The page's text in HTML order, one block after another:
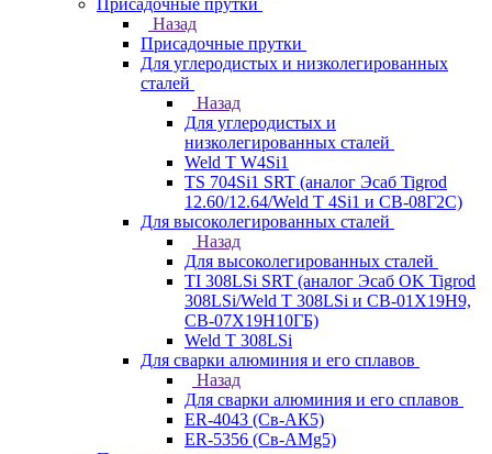
Присадочные прутки
Назад
Присадочные прутки
Для углеродистых и низколегированных
сталей
Назад
Для углеродистых и
низколегированных сталей
Weld T W4Si1
TS 704Si1 SRT (аналог Эсаб Tigrod
12.60/12.64/Weld T 4Si1 и СВ-08Г2С)
Для высоколегированных сталей
Назад
Для высоколегированных сталей
TI 308LSi SRT (аналог Эсаб OK Tigrod
308LSi/Weld T 308LSi и СВ-01Х19Н9,
СВ-07Х19Н10ГБ)
Weld T 308LSi
Для сварки алюминия и его сплавов
Назад
Для сварки алюминия и его сплавов
ER-4043 (Св-АК5)
ER-5356 (Св-АМg5)